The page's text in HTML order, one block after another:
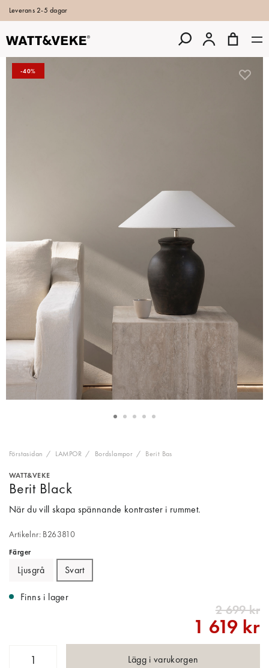
Leverans 2-5 dagar
-40%
Förstasidan LAMPOR Bordslampor Berit Bas
WATT&VEKE
Berit Black
När du vill skapa spännande kontraster i rummet.
Artikelnr: B263810
Färger
Ljusgrå Svart
Finns i lager
2 699 kr
1 619 kr
Lägg i varukorgen